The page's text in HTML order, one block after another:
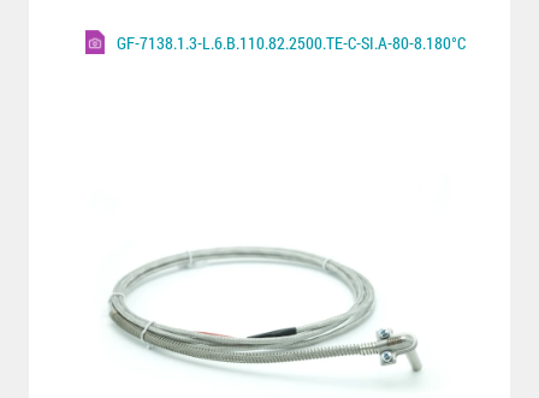
GF-7138.1.3-L.6.B.110.82.2500.TE-C-SI.A-80-8.180°C